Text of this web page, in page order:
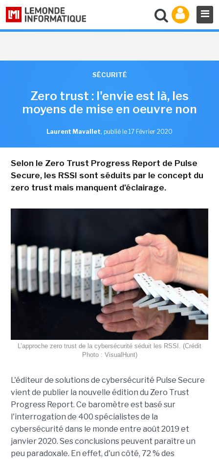
SÉCURITÉ
Zero trust : l'envie est là, les
moyens de mise en oeuvre non
Laurent Mavallet, publié le 17 Février 2020
Selon le Zero Trust Progress Report de Pulse
Secure, les RSSI sont séduits par le concept du
zero trust mais manquent d'éclairage.
L’approche zero trust de la cybersécurité séduit les RSSI. (Crédit
Photo : VisualHunt)
L'éditeur de solutions de cybersécurité Pulse Secure
vient de publier la nouvelle édition du Zero Trust
Progress Report. Ce baromètre est basé sur
l'interrogation de 400 spécialistes de la
cybersécurité dans le monde entre août 2019 et
janvier 2020. Ses conclusions peuvent paraître un
peu paradoxale. En effet, d'un côté, 72 % des